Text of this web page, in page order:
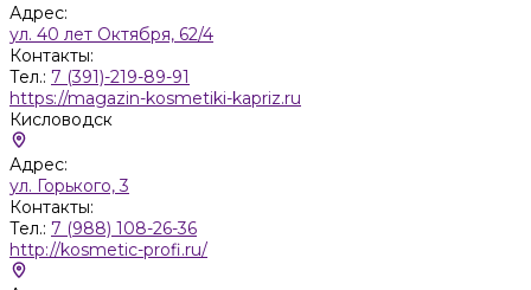
Адрес:
ул. 40 лет Октября, 62/4
Контакты:
Тел.: 7 (391)-219-89-91
https://magazin-kosmetiki-kapriz.ru
Кисловодск
Адрес:
ул. Горького, 3
Контакты:
Тел.: 7 (988) 108-26-36
http://kosmetic-profi.ru/